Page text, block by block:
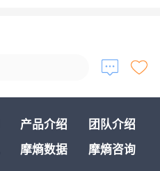
产品介绍
团队介绍
摩熵数据
摩熵咨询